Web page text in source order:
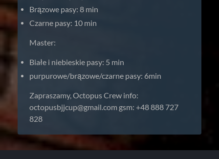
Brązowe pasy: 8 min
Czarne pasy: 10 min
Master:
Białe i niebieskie pasy: 5 min
purpurowe/brązowe/czarne pasy: 6min
Zapraszamy, Octopus Crew info:
octopusbjjcup@gmail.com gsm: +48 888 727
828